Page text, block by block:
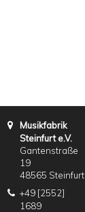
Musikfabrik
Steinfurt e.V.
Gantenstraße
19
48565 Steinfurt
+49 [2552]
1689